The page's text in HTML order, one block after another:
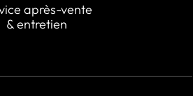
après-vente
& entretien